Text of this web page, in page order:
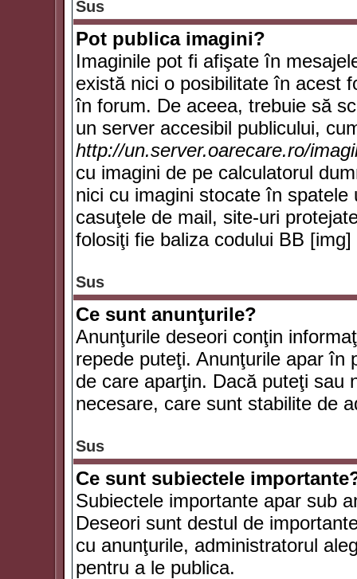
Sus
Pot publica imagini?
Imaginile pot fi afişate în
există nici o posibilitate în acest
în forum. De aceea, trebuie să
un server accesibil publicului,
http://un.server.oarecare.ro/
cu imagini de pe calculatorul
nici cu imagini stocate în
casuţele de mail, site-uri
folosiţi fie baliza codului BB
Sus
Ce sunt anunţurile?
Anunţurile deseori conţin
repede puteţi. Anunţurile apar în
de care aparţin. Dacă puteţi sau
necesare, care sunt stabilite de
Sus
Ce sunt subiectele
Subiectele importante apar sub
Deseori sunt destul de
cu anunţurile, administratorul
pentru a le publica.